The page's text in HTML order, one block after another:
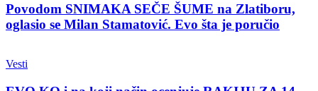
Povodom SNIMAKA SEČE ŠUME na Zlatiboru,
oglasio se Milan Stamatović. Evo šta je poručio
Vesti